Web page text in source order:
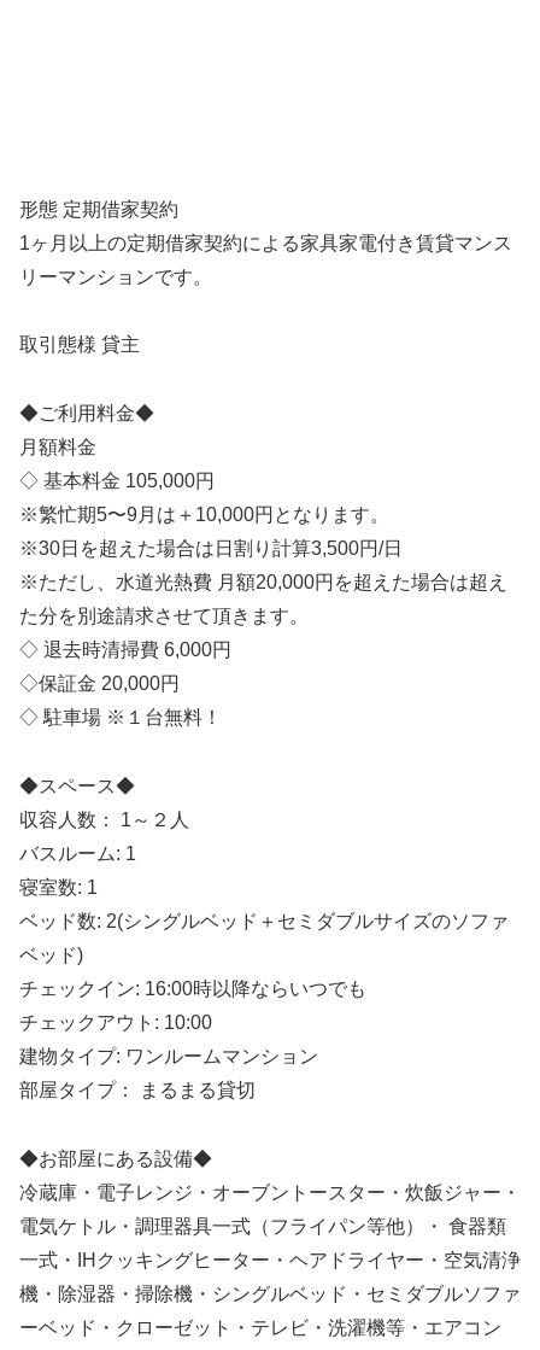
形態 定期借家契約
1ヶ月以上の定期借家契約による家具家電付き賃貸マンス
リーマンションです。
取引態様 貸主
◆ご利用料金◆
月額料金
◇ 基本料金 105,000円
※繁忙期5〜9月は＋10,000円となります。
※30日を超えた場合は日割り計算3,500円/日
※ただし、水道光熱費 月額20,000円を超えた場合は超え
た分を別途請求させて頂きます。
◇ 退去時清掃費 6,000円
◇保証金 20,000円
◇ 駐車場 ※１台無料！
◆スペース◆
収容人数： 1～２人
バスルーム: 1
寝室数: 1
ベッド数: 2(シングルベッド＋セミダブルサイズのソファ
ベッド)
チェックイン: 16:00時以降ならいつでも
チェックアウト: 10:00
建物タイプ: ワンルームマンション
部屋タイプ： まるまる貸切
◆お部屋にある設備◆
冷蔵庫・電子レンジ・オーブントースター・炊飯ジャー・
電気ケトル・調理器具一式（フライパン等他）・ 食器類
一式・IHクッキングヒーター・ヘアドライヤー・空気清浄
機・除湿器・掃除機・シングルベッド・セミダブルソファ
ーベッド・クローゼット・テレビ・洗濯機等・エアコン